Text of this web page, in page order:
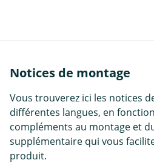
Notices de montage
Vous trouverez ici les notices
différentes langues, en
compléments au montage et
supplémentaire qui vous
produit.